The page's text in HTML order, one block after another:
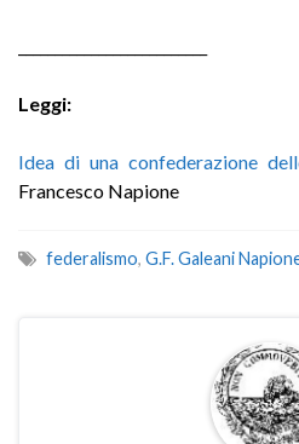
Leggi:
Idea di una confederazione
Francesco Napione
federalismo, G.F. Galeani